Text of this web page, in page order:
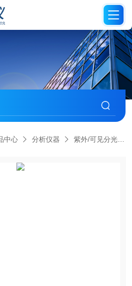
中心 分析仪器 紫外/可见分光光度计